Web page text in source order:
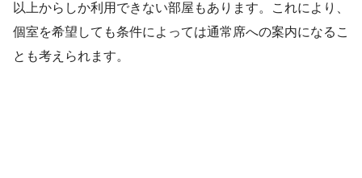
以上からしか利用できない部屋もあります。これにより、
個室を希望しても条件によっては通常席への案内になるこ
とも考えられます。